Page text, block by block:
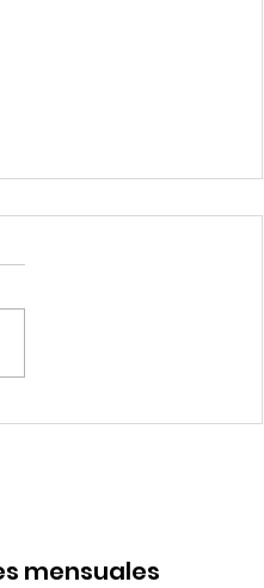
Cola invertirá mil
mensuales